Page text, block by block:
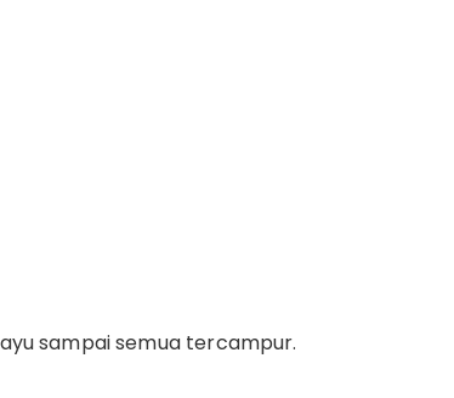
sampai semua tercampur.